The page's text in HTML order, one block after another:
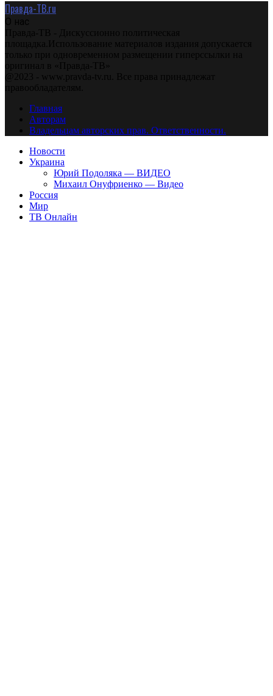
Правда-ТВ.ru
О нас
Правда-ТВ - Дискуссионно политическая
площадка.Использование материалов издания допускается
только при одновременном размещении гиперссылки на
оригинал в «Правда-ТВ»
@2023 - www.pravda-tv.ru. Все права принадлежат
правообладателям.
Главная
Авторам
Владельцам авторских прав. Ответственности.
Новости
Украина
Юрий Подоляка — ВИДЕО
Михаил Онуфриенко — Видео
Россия
Мир
ТВ Онлайн